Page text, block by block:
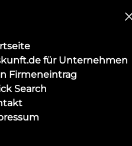
für Unternehmen
Firmeneintrag
Search